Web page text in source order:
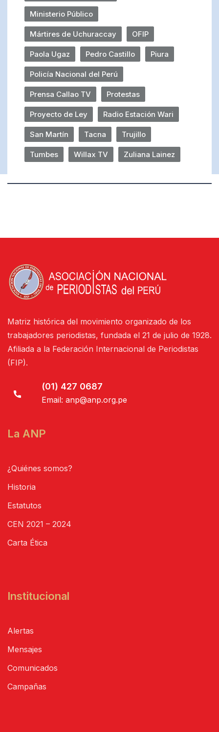
Ministerio Público
Mártires de Uchuraccay OFIP
Paola Ugaz Pedro Castillo Piura
Policía Nacional del Perú
Prensa Callao TV Protestas
Proyecto de Ley Radio Estación Wari
San Martín Tacna Trujillo
Tumbes Willax TV Zuliana Lainez
Matriz histórica del movimiento organizado de los
trabajadores periodistas, fundada el 21 de julio de 1928.
Afiliada a la Federación Internacional de Periodistas
(FIP).
(01) 427 0687
Email: anp@anp.org.pe
La ANP
¿Quiénes somos?
Historia
Estatutos
CEN 2021 – 2024
Carta Ética
Institucional
Alertas
Mensajes
Comunicados
Campañas